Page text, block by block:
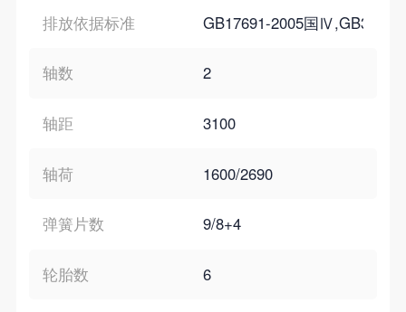
排放依据标准 GB17691-2005国Ⅳ,GB3847-
轴数 2
轴距 3100
轴荷 1600/2690
弹簧片数 9/8+4
轮胎数 6